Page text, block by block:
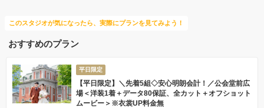
このスタジオが気になったら、実際にプランを見てみよう！
おすすめのプラン
平日限定
【平日限定】＼先着5組◇安心明朗会計！／公会堂前広
場＜洋装1着＋データ80保証、全カット＋オフショット
ムービー＞※衣裳UP料金無